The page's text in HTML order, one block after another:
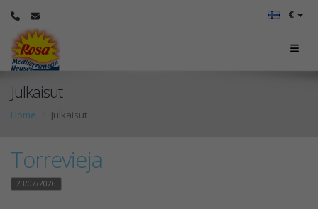
€
Julkaisut
Home Julkaisut
Torrevieja
23/07/2026